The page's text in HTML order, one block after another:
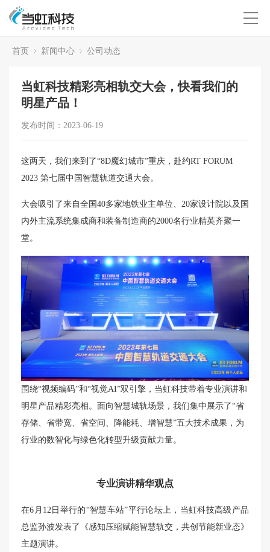
首页 新闻中心 公司动态
当虹科技精彩亮相轨交大会，快看我们的
明星产品！
发布时间：2023-06-19
这两天，我们来到了“8D魔幻城市”重庆，赴约RT FORUM
2023 第七届中国智慧轨道交通大会。
大会吸引了来自全国40多家地铁业主单位、20家设计院以及国
内外主流系统集成商和装备制造商的2000名行业精英齐聚一
堂。
围绕“视频编码”和“视觉AI”双引擎，当虹科技带着专业演讲和
明星产品精彩亮相。面向智慧城轨场景，我们集中展示了“省
存储、省带宽、省空间、降能耗、增智慧”五大技术成果，为
行业的数智化与绿色化转型升级贡献力量。
专业演讲精华观点
在6月12日举行的“智慧车站”平行论坛上，当虹科技高级产品
总监孙波发表了《感知压缩赋能智慧轨交，共创节能新业态》
主题演讲。